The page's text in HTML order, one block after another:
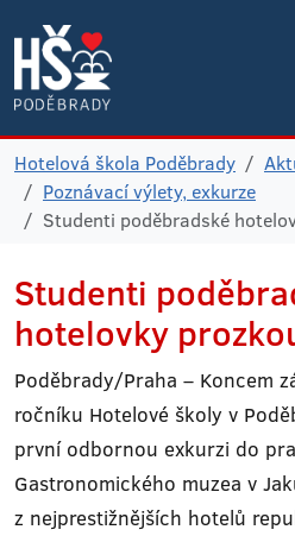
Hotelová škola Poděbrady
Poznávací výlety, exkurze
Studenti poděbradské
Studenti
hotelovky
Poděbrady/Praha – Koncem
ročníku Hotelové školy v
první odbornou exkurzi do
Gastronomického muzea v
z nejprestižnějších hotelů